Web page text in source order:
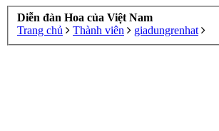
Diễn đàn Hoa của Việt Nam
Trang chủ
Thành viên giadungrenhat